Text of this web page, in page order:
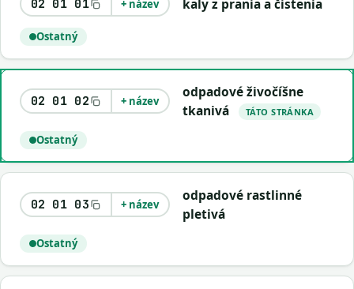
02 01 01 + název kaly z prania a čistenia
Ostatný
02 01 02 + název
odpadové živočíšne
tkanivá
TÁTO STRÁNKA
Ostatný
02 01 03 + název
odpadové rastlinné
pletivá
Ostatný